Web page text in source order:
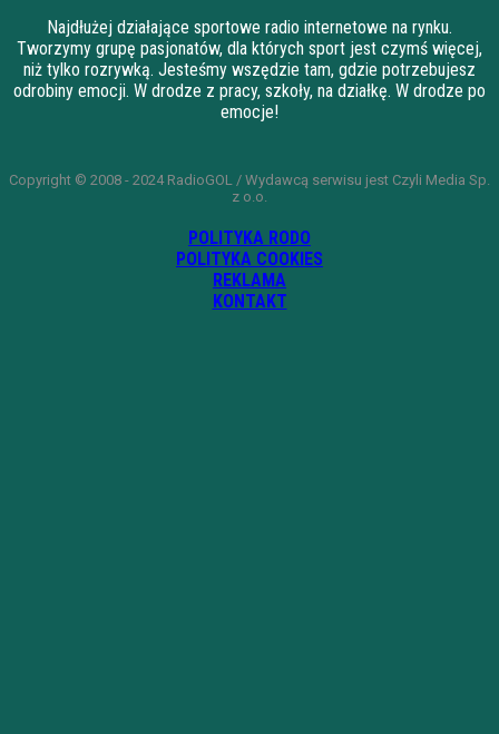
Najdłużej działające sportowe radio internetowe na rynku.
Tworzymy grupę pasjonatów, dla których sport jest czymś więcej,
niż tylko rozrywką. Jesteśmy wszędzie tam, gdzie potrzebujesz
odrobiny emocji. W drodze z pracy, szkoły, na działkę. W drodze po
emocje!
Copyright © 2008 - 2024 RadioGOL / Wydawcą serwisu jest Czyli Media Sp.
z o.o.
POLITYKA RODO
POLITYKA COOKIES
REKLAMA
KONTAKT